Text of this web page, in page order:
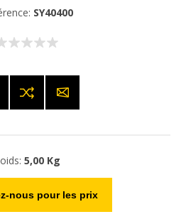
SY40400
5,00 Kg
nous pour les prix